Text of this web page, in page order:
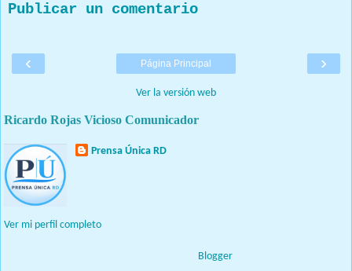
Publicar un comentario
‹ ›
Página Principal
Ver la versión web
Ricardo Rojas Vicioso Comunicador
Prensa Única RD
Ver mi perfil completo
Blogger.